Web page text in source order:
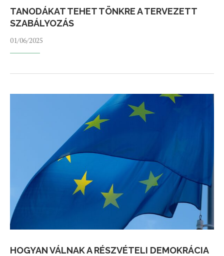
TANODÁKAT TEHET TÖNKRE A TERVEZETT
SZABÁLYOZÁS
01/06/2025
HOGYAN VÁLNAK A RÉSZVÉTELI DEMOKRÁCIA